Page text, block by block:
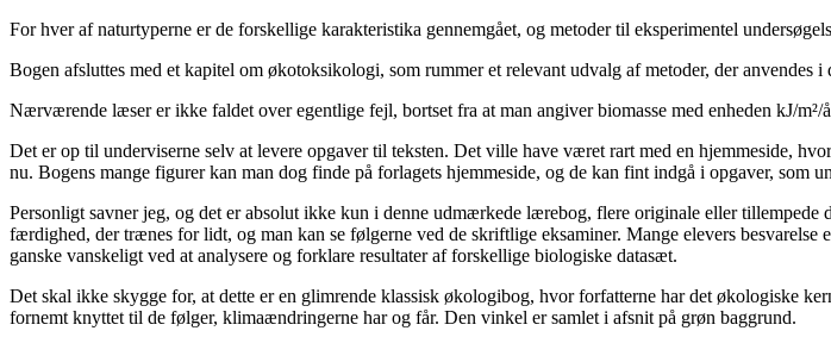
For hver af naturtyperne er de forskellige karakteristika gennemgået, og metoder til eksperimentel
Bogen afsluttes med et kapitel om økotoksikologi, som rummer et relevant udvalg af metoder, der
Nærværende læser er ikke faldet over egentlige fejl, bortset fra at man angiver biomasse med enheden kJ/
Det er op til underviserne selv at levere opgaver til teksten. Det ville have været rart med en hjemmeside,
nu. Bogens mange figurer kan man dog finde på forlagets hjemmeside, og de kan fint indgå i opgaver, som
Personligt savner jeg, og det er absolut ikke kun i denne udmærkede lærebog, flere originale eller
færdighed, der trænes for lidt, og man kan se følgerne ved de skriftlige eksaminer. Mange elevers
ganske vanskeligt ved at analysere og forklare resultater af forskellige biologiske datasæt.
Det skal ikke skygge for, at dette er en glimrende klassisk økologibog, hvor forfatterne har det økologiske
fornemt knyttet til de følger, klimaændringerne har og får. Den vinkel er samlet i afsnit på grøn baggrund.